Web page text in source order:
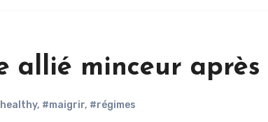
allié minceur après
, #maigrir, #régimes